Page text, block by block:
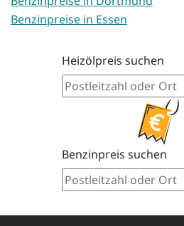
Benzinpreise in Essen
Heizölpreis suchen
Benzinpreis suchen